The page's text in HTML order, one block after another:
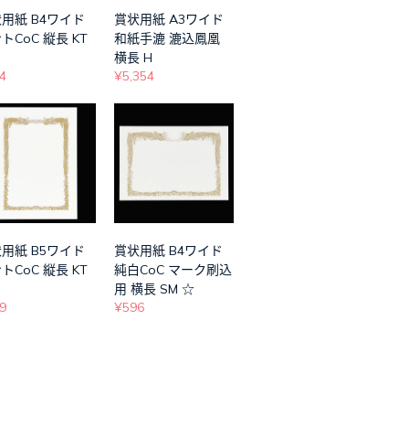
紙 B4ワイド
CoC 縦長 KT
賞状用紙 A3ワイド
和紙手漉 漉込鳳凰
横長 H
¥5,354
紙 B5ワイド
CoC 縦長 KT
賞状用紙 B4ワイド
純白CoC マーク刷込
用 横長 SM ☆
¥596